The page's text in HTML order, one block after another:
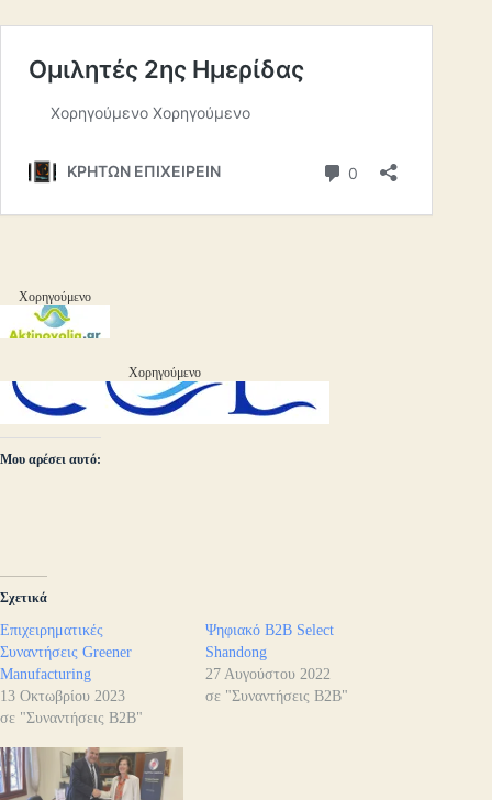
Χορηγούμενο
Χορηγούμενο
Μου αρέσει αυτό:
Σχετικά
Επιχειρηματικές
Συναντήσεις Greener
Manufacturing
13 Οκτωβρίου 2023
σε "Συναντήσεις B2B"
Ψηφιακό B2B Select
Shandong
27 Αυγούστου 2022
σε "Συναντήσεις B2B"